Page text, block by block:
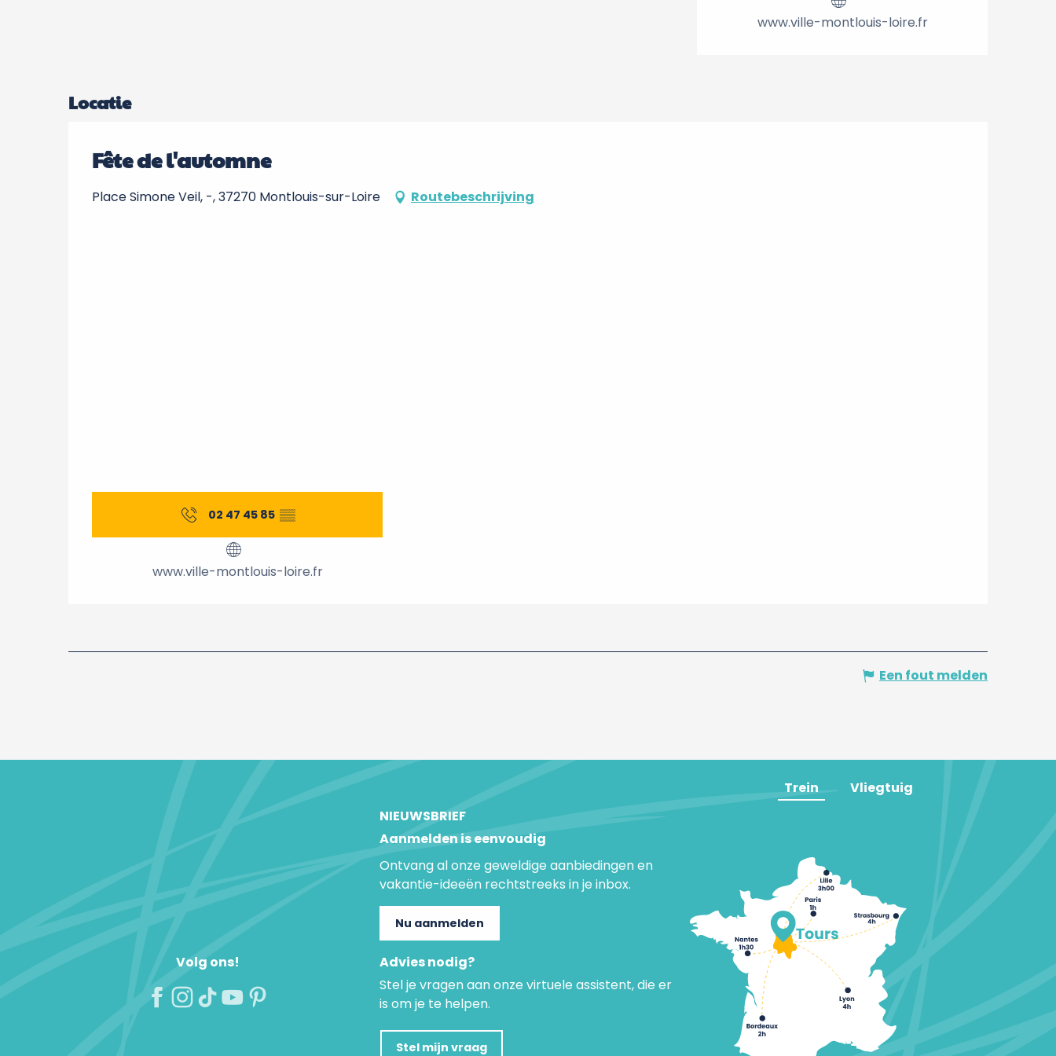
www.ville-montlouis-loire.fr
Locatie
Fête de l'automne
Place Simone Veil, -, 37270 Montlouis-sur-Loire Routebeschrijving
02 47 45 85 ▒▒
www.ville-montlouis-loire.fr
Een fout melden
Volg ons!
NIEUWSBRIEF
Aanmelden is eenvoudig
Ontvang al onze geweldige aanbiedingen en
vakantie-ideeën rechtstreeks in je inbox.
Nu aanmelden
Advies nodig?
Stel je vragen aan onze virtuele assistent, die er
is om je te helpen.
Stel mijn vraag
Trein Vliegtuig